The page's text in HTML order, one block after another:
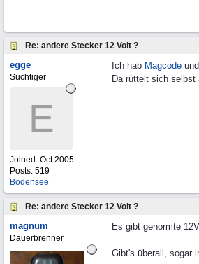
Re: andere Stecker 12 Volt ?
egge
Süchtiger
E
Joined: Oct 2005
Posts: 519
Bodensee
Ich hab Magcode
Da rüttelt sich
Re: andere Stecker 12 Volt ?
magnum
Dauerbrenner
Es gibt genormte
Gibt's überall, sogar